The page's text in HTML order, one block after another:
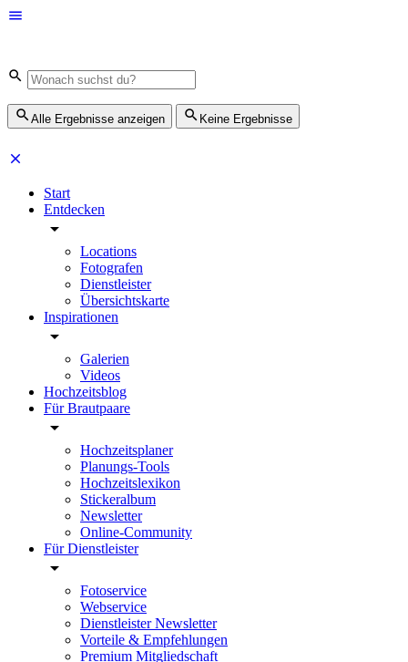
Alle Ergebnisse anzeigen Keine Ergebnisse
Start
Entdecken
Locations
Fotografen
Dienstleister
Übersichtskarte
Inspirationen
Galerien
Videos
Hochzeitsblog
Für Brautpaare
Hochzeitsplaner
Planungs-Tools
Hochzeitslexikon
Stickeralbum
Newsletter
Online-Community
Für Dienstleister
Fotoservice
Webservice
Dienstleister Newsletter
Vorteile & Empfehlungen
Premium Mitgliedschaft